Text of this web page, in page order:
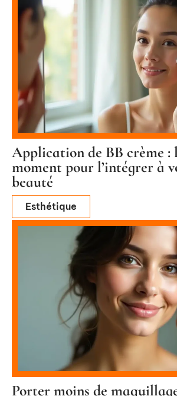
Application de BB crème :
moment pour l’intégrer à
beauté
Esthétique
Porter moins de